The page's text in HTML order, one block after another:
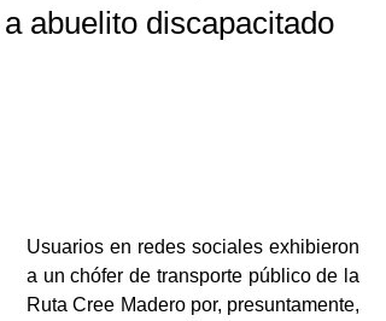
a abuelito discapacitado
Usuarios en redes sociales exhibieron
a un chófer de transporte público de la
Ruta Cree Madero por, presuntamente,